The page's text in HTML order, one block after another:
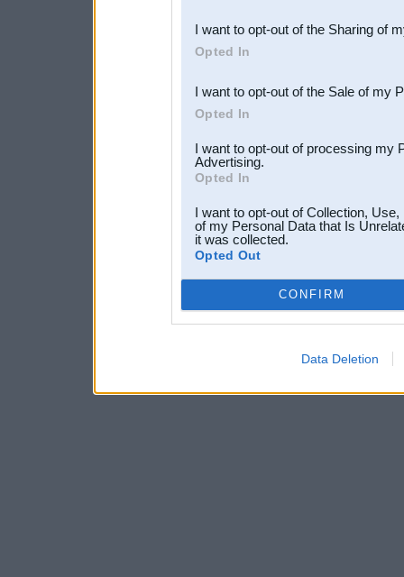
Downstream Participants
third parties.
I want to opt-out of the Sharing of
Opted In
I want to opt-out of the Sale of my
Opted In
I want to opt-out of processing my
Advertising.
Opted In
I want to opt-out of Collection,
of my Personal Data that Is
it was collected.
Opted Out
CONFIRM
Data Deletion